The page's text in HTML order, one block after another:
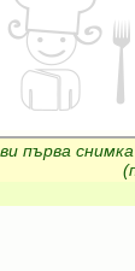
първа